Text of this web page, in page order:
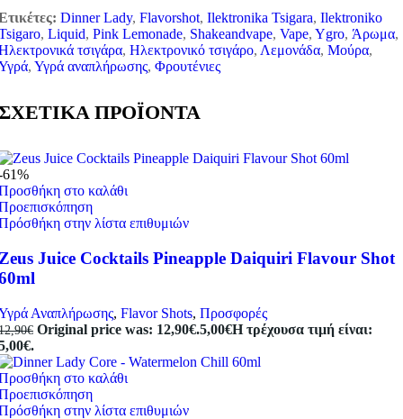
Dinner Lady, Flavorshot, Ilektronika Tsigara, Ilektroniko
, Liquid, Pink Lemonade, Shakeandvape, Vape, Ygro, Άρωμα,
τσιγάρα, Ηλεκτρονικό τσιγάρο, Λεμονάδα, Μούρα,
, Υγρά αναπλήρωσης, Φρουτένιες
ΠΡΟΪΟΝΤΑ
61%
στο καλάθι
στην λίστα επιθυμιών
Juice Cocktails Pineapple Daiquiri Flavour Shot
Αναπλήρωσης, Flavor Shots, Προσφορές
€ Original price was: 12,90€.5,00€Η τρέχουσα τιμή είναι:
στο καλάθι
στην λίστα επιθυμιών